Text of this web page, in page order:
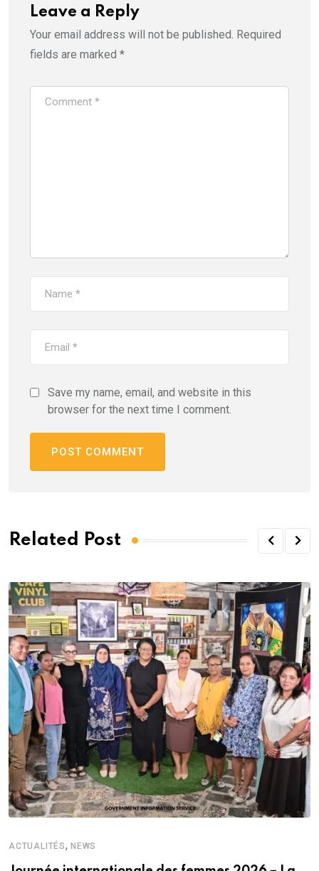
Leave a Reply
Your email address will not be published. Required
fields are marked *
Save my name, email, and website in this
browser for the next time I comment.
Related Post
ACTUALITÉS, NEWS